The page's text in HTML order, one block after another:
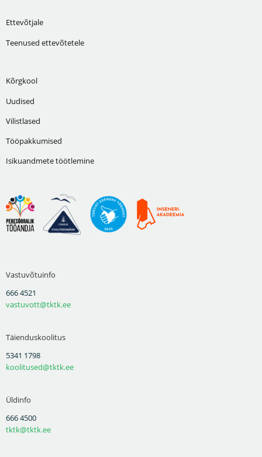
Ettevõtjale
Teenused ettevõtetele
Kõrgkool
Uudised
Vilistlased
Tööpakkumised
Isikuandmete töötlemine
Vastuvõtuinfo
666 4521
vastuvott@tktk.ee
Täienduskoolitus
5341 1798
koolitused@tktk.ee
Üldinfo
666 4500
tktk@tktk.ee